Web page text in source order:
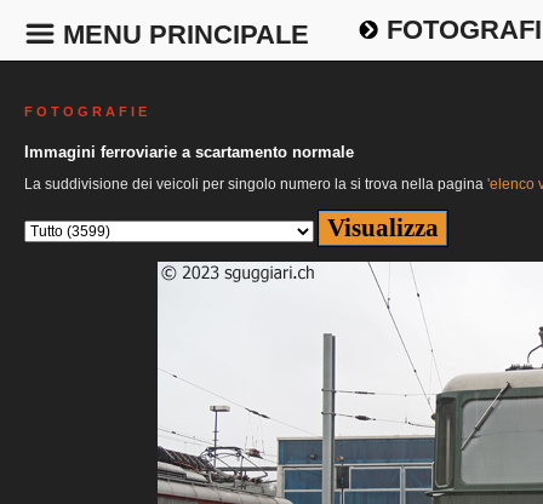
MENU PRINCIPALE
F O T O G R A F I E
Immagini ferroviarie a scartamento normale
La suddivisione dei veicoli per singolo numero la si trova nella pagina 'elenco